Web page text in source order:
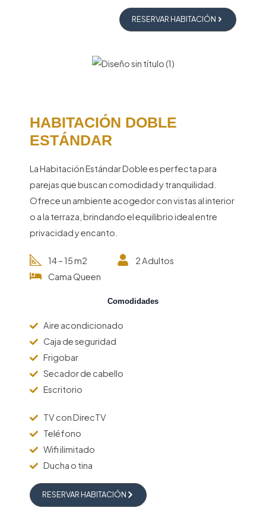
RESERVAR HABITACIÓN
HABITACIÓN DOBLE
ESTÁNDAR
La Habitación Estándar Doble es perfecta para
parejas que buscan comodidad y tranquilidad.
Ofrece un ambiente acogedor con vistas al interior
o a la terraza, brindando el equilibrio ideal entre
privacidad y encanto.
14 – 15 m2
2 Adultos
Cama Queen
Comodidades
Aire acondicionado
Caja de seguridad
Frigobar
Secador de cabello
Escritorio
TV con DirecTV
Teléfono
Wifi ilimitado
Ducha o tina
RESERVAR HABITACIÓN